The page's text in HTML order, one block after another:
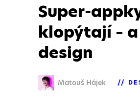
Super-
klopýtají –
design
Matouš Hájek